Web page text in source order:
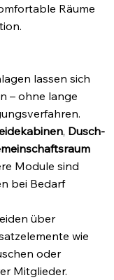
Räume
lassen sich
– ohne lange
, Dusch‑
Module sind
bei Bedarf
über
wie
oder
Mitglieder.